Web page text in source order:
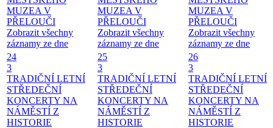
MUZEA V
PŘELOUČI
Zobrazit všechny
záznamy ze dne
MUZEA V
PŘELOUČI
Zobrazit všechny
záznamy ze dne
MUZEA V
PŘELOUČI
Zobrazit všechny
záznamy ze dne
24
3
TRADIČNÍ LETNÍ
STŘEDEČNÍ
KONCERTY NA
NÁMĚSTÍ Z
HISTORIE
25
3
TRADIČNÍ LETNÍ
STŘEDEČNÍ
KONCERTY NA
NÁMĚSTÍ Z
HISTORIE
26
3
TRADIČNÍ LETNÍ
STŘEDEČNÍ
KONCERTY NA
NÁMĚSTÍ Z
HISTORIE